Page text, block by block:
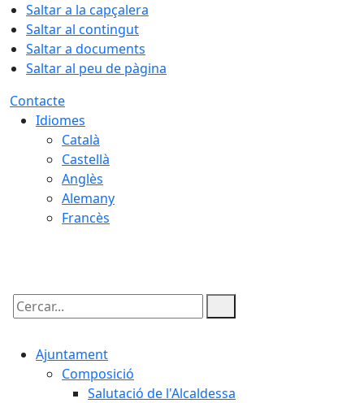
Saltar a la capçalera
Saltar al contingut
Saltar a documents
Saltar al peu de pàgina
Contacte
Idiomes
Català
Castellà
Anglès
Alemany
Francès
Cercar:
Ajuntament
Composició
Salutació de l'Alcaldessa